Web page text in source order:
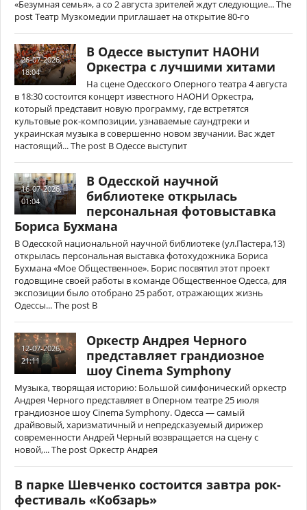
«Безумная семья», а со 2 августа зрителей ждут следующие... The
post Театр Музкомедии приглашает на открытие 80-го
26-07-2026,
18:04
В Одессе выступит НАОНИ
Оркестра с лучшими хитами
На сцене Одесского Оперного театра 4 августа
в 18:30 состоится концерт известного НАОНИ Оркестра,
который представит новую программу, где встретятся
культовые рок-композиции, узнаваемые саундтреки и
украинская музыка в совершенно новом звучании. Вас ждет
настоящий... The post В Одессе выступит
16-07-2026,
01:04
В Одесской научной
библиотеке открылась
персональная фотовыставка
Бориса Бухмана
В Одесской национальной научной библиотеке (ул.Пастера,13)
открылась персональная выставка фотохудожника Бориса
Бухмана «Мое Общественное». Борис посвятил этот проект
годовщине своей работы в команде Общественное Одесса, для
экспозиции было отобрано 25 работ, отражающих жизнь
Одессы... The post В
12-07-2026,
21:11
Оркестр Андрея Черного
представляет грандиозное
шоу Cinema Symphony
Музыка, творящая историю: Большой симфонический оркестр
Андрея Черного представляет в Оперном театре 25 июля
грандиозное шоу Cinema Symphony. Одесса — самый
драйвовый, харизматичный и непредсказуемый дирижер
современности Андрей Черный возвращается на сцену с
новой,... The post Оркестр Андрея
В парке Шевченко состоится завтра рок-
фестиваль «Кобзарь»